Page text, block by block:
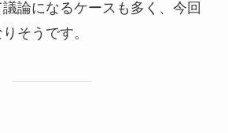
論になるケースも多く、今回
そうです。